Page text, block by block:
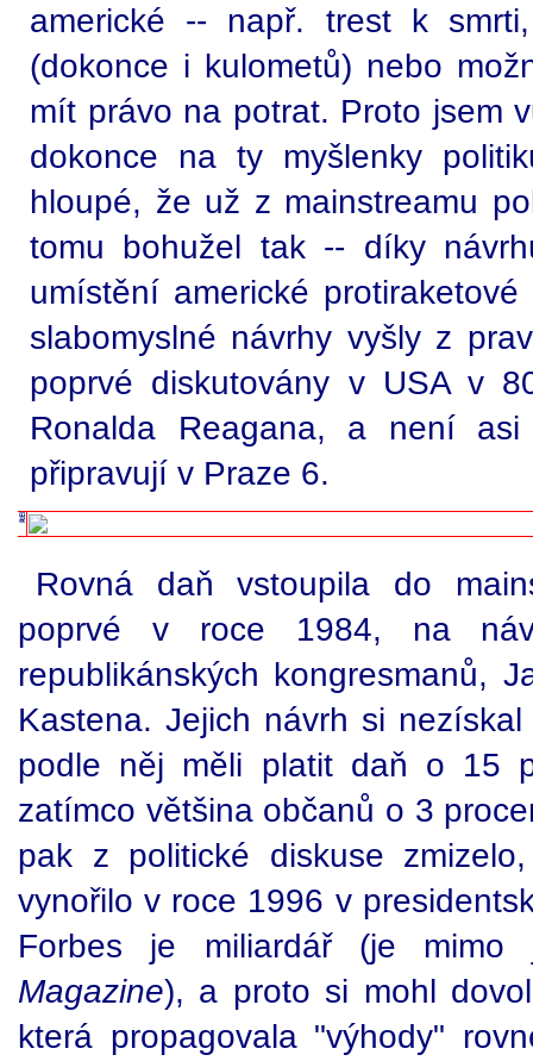
americké -- např. trest k
(dokonce i kulometů) nebo
mít právo na potrat. Proto jsem
dokonce na ty myšlenky
hloupé, že už z mainstreamu
tomu bohužel tak -- díky
umístění americké
slabomyslné návrhy vyšly z
poprvé diskutovány v USA v
Ronalda Reagana, a není
připravují v Praze 6.
Rovná daň vstoupila do
poprvé v roce 1984, na
republikánských kongresmanů,
Kastena. Jejich návrh si
podle něj měli platit daň o 15
zatímco většina občanů o 3
pak z politické diskuse
vynořilo v roce 1996 v
Forbes je miliardář (je mimo
Magazine), a proto si mohl
která propagovala "výhody"